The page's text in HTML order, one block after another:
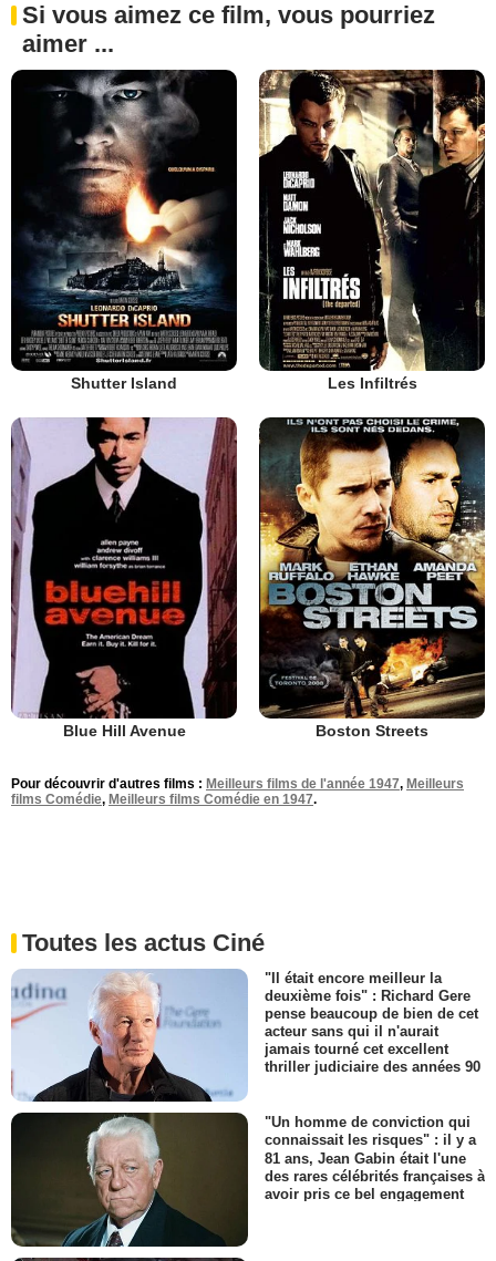
Si vous aimez ce film, vous pourriez
aimer ...
Shutter Island Les Infiltrés
Blue Hill Avenue Boston Streets
Pour découvrir d'autres films : Meilleurs films de l'année 1947, Meilleurs
films Comédie, Meilleurs films Comédie en 1947.
Toutes les actus Ciné
"Il était encore meilleur la
deuxième fois" : Richard Gere
pense beaucoup de bien de cet
acteur sans qui il n'aurait
jamais tourné cet excellent
thriller judiciaire des années 90
"Un homme de conviction qui
connaissait les risques" : il y a
81 ans, Jean Gabin était l'une
des rares célébrités françaises à
avoir pris ce bel engagement